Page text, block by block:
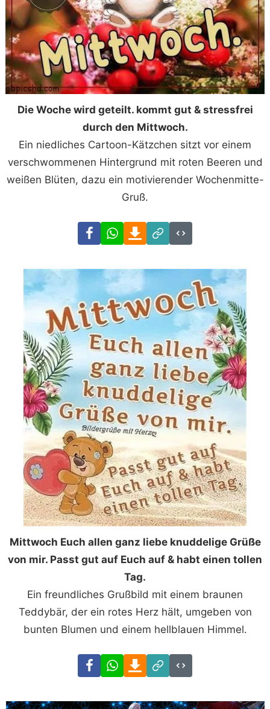
Die Woche wird geteilt. kommt gut & stressfrei
durch den Mittwoch.
Ein niedliches Cartoon-Kätzchen sitzt vor einem
verschwommenen Hintergrund mit roten Beeren und
weißen Blüten, dazu ein motivierender Wochenmitte-
Gruß.
FacebookWhatsAppDownload
Link
Code
Mittwoch Euch allen ganz liebe knuddelige Grüße
von mir. Passt gut auf Euch auf & habt einen tollen
Tag.
Ein freundliches Grußbild mit einem braunen
Teddybär, der ein rotes Herz hält, umgeben von
bunten Blumen und einem hellblauen Himmel.
FacebookWhatsAppDownload
Link
Code